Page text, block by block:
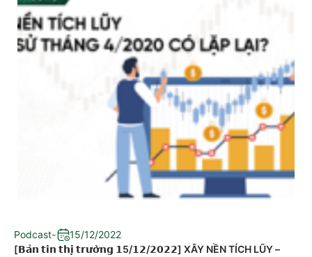
Podcast-
15/12/2022
[𝗕𝗮̉𝗻 𝘁𝗶𝗻 𝘁𝗵𝗶̣ 𝘁𝗿𝘂̛𝗼̛̀𝗻𝗴 𝟭5/𝟭𝟮/𝟮𝟬𝟮𝟮] XÂY NỀN TÍCH LŨY –